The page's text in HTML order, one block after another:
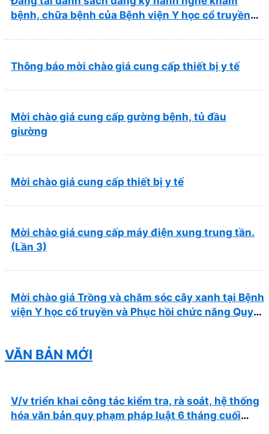
bệnh, chữa bệnh của Bệnh viện Y học cổ truyền
Thông báo mời chào giá cung cấp thiết bị y tế
Mời chào giá cung cấp gường bệnh, tủ đầu
giường
Mời chào giá cung cấp thiết bị y tế
Mời chào giá cung cấp máy điện xung trung tần.
(Lần 3)
Mời chào giá Trồng và chăm sóc cây xanh tại Bệnh
viện Y học cổ truyền và Phục hồi chức năng Quy
VĂN BẢN MỚI
V/v triển khai công tác kiểm tra, rà soát, hệ thống
hóa văn bản quy phạm pháp luật 6 tháng cuối